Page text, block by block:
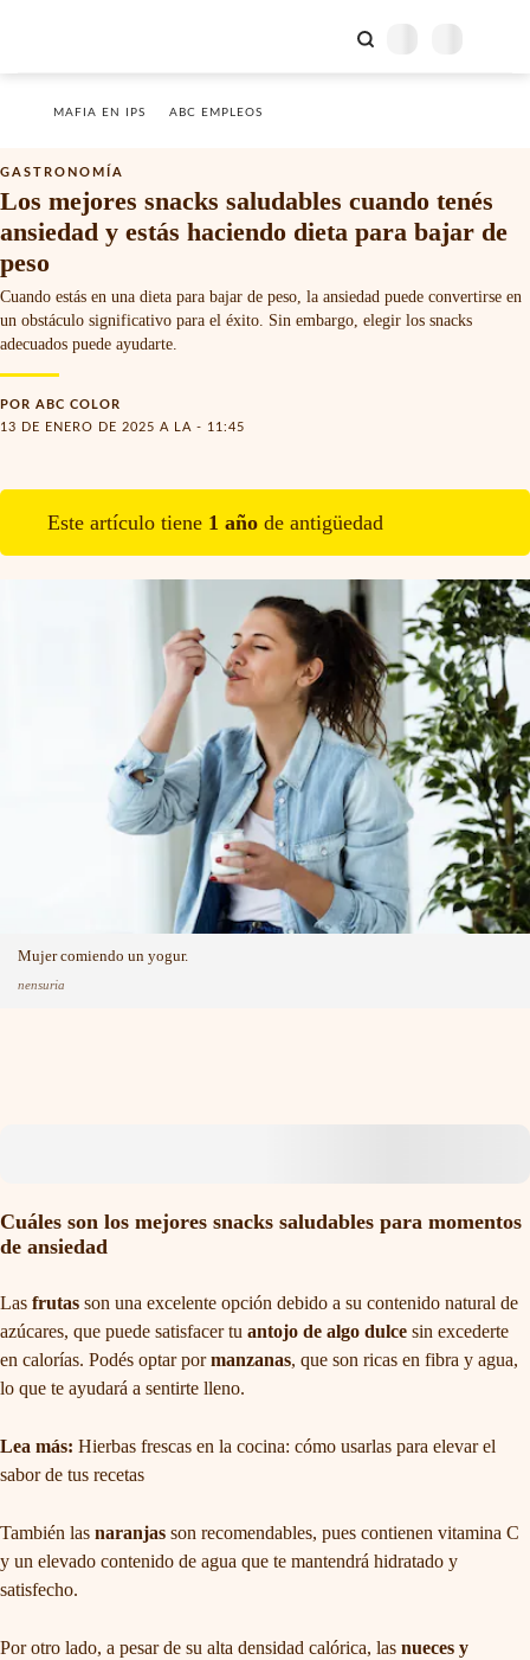
MAFIA EN IPS ABC EMPLEOS
GASTRONOMÍA
Los mejores snacks saludables cuando tenés
ansiedad y estás haciendo dieta para bajar de
peso
Cuando estás en una dieta para bajar de peso, la ansiedad puede convertirse en
un obstáculo significativo para el éxito. Sin embargo, elegir los snacks
adecuados puede ayudarte.
POR ABC COLOR
13 DE ENERO DE 2025 A LA - 11:45
Este artículo tiene 1 año de antigüedad
Mujer comiendo un yogur.
nensuria
Cuáles son los mejores snacks saludables para momentos
de ansiedad
Las frutas son una excelente opción debido a su contenido natural de
azúcares, que puede satisfacer tu antojo de algo dulce sin excederte
en calorías. Podés optar pormanzanas, que son ricas en fibra y agua,
lo que te ayudará a sentirte lleno.
Lea más: Hierbas frescas en la cocina: cómo usarlas para elevar el
sabor de tus recetas
También las naranjas son recomendables, pues contienen vitamina C
y un elevado contenido de agua que te mantendrá hidratado y
satisfecho.
Por otro lado, a pesar de su alta densidad calórica, las nueces y